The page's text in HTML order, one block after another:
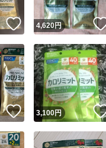
いいね！
4,620円
いいね！
3,100円